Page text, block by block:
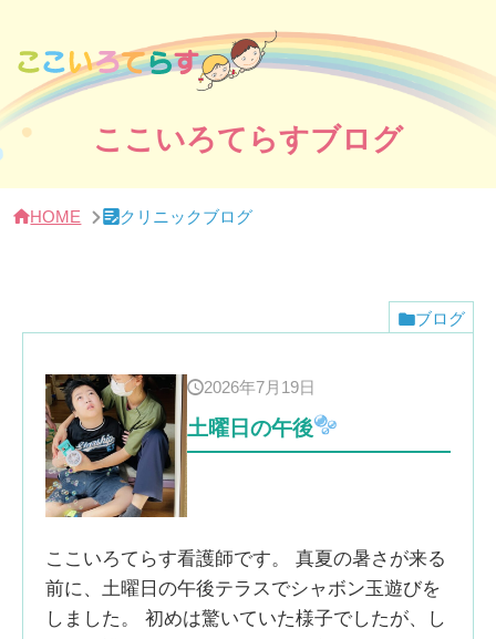
バー・
ニッ
ク
要
ここいろてらすブログ
HOME クリニックブログ
ブログ
2026年7月19日
土曜日の午後
ここいろてらす看護師です。 真夏の暑さが来る
前に、土曜日の午後テラスでシャボン玉遊びを
しました。 初めは驚いていた様子でしたが、し